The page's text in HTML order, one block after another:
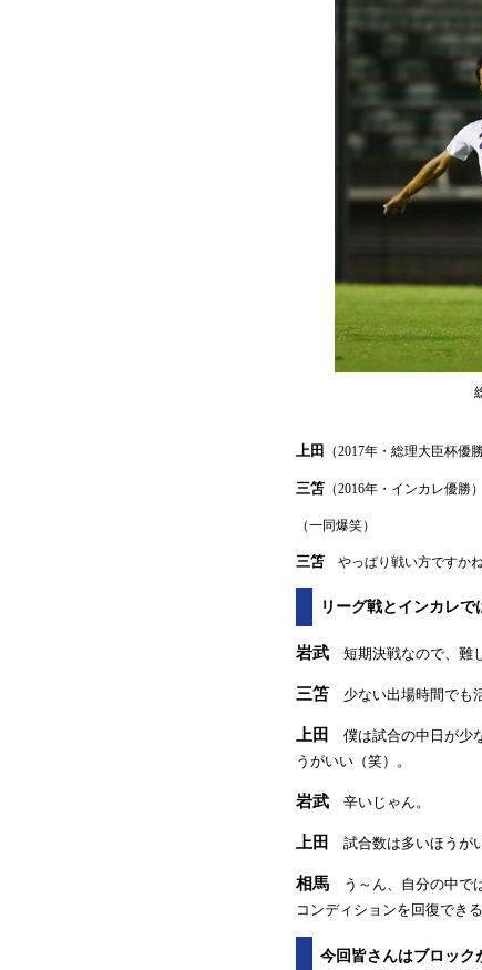
上田 （2017年・総理大臣杯
三笘 （2016年・インカレ優
（一同爆笑）
三笘 やっぱり戦い方ですか
リーグ戦とインカレで
岩武 短期決戦なので、難
三笘 少ない出場時間でも
上田
僕は試合の中日が少
うがいい（笑）。
岩武 辛いじゃん。
上田 試合数は多いほうが
相馬 う～ん、自分の中で
コンディションを回復でき
今回皆さんはブロック